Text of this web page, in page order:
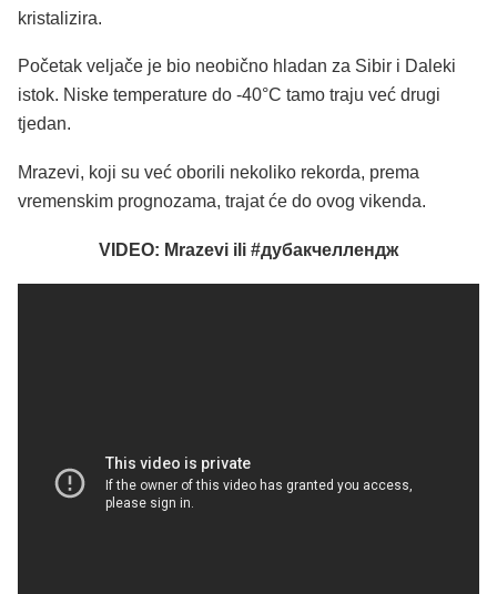
kristalizira.
Početak veljače je bio neobično hladan za Sibir i Daleki
istok. Niske temperature do -40°C tamo traju već drugi
tjedan.
Mrazevi, koji su već oborili nekoliko rekorda, prema
vremenskim prognozama, trajat će do ovog vikenda.
VIDEO: Mrazevi ili #дубакчеллендж